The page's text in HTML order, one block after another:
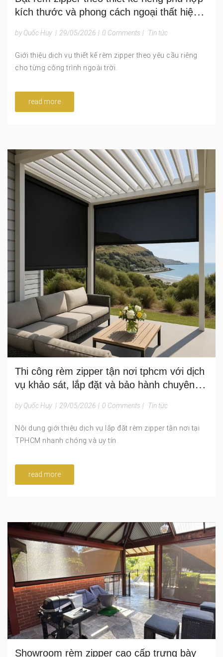
kích thước và phong cách ngoại thất hiện
by Quốc Huy | 29/05/2026 | 0 Comments | Tin tức
Giới thiệu dịch vụ thiết kế rèm zipper theo yêu cầu riêng
cho từng công trình ngoài trời.
read more
Thi công rèm zipper tận nơi tphcm với dịch
vụ khảo sát, lắp đặt và bảo hành chuyên
by Quốc Huy | 29/05/2026 | 0 Comments | Tin tức
Nội dung giới thiệu dịch vụ lắp đặt rèm zipper tận nơi tại
TPHCM nhanh chóng và uy tín.
read more
Showroom rèm zipper cao cấp trưng bày